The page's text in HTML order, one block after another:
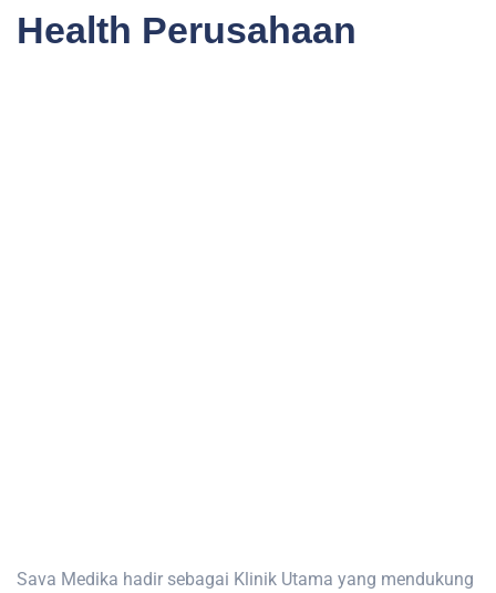
Health Perusahaan
Sava Medika hadir sebagai Klinik Utama yang mendukung